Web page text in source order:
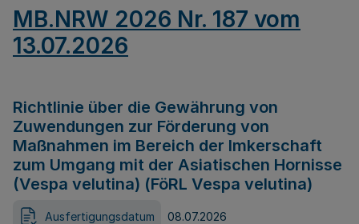
MB.NRW 2026 Nr. 187 vom
13.07.2026
Richtlinie über die Gewährung von
Zuwendungen zur Förderung von
Maßnahmen im Bereich der Imkerschaft
zum Umgang mit der Asiatischen Hornisse
(Vespa velutina) (FöRL Vespa velutina)
Ausfertigungsdatum 08.07.2026